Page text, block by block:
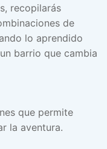
recopilarás
de
lo aprendido
barrio que cambia
que permite
la aventura.